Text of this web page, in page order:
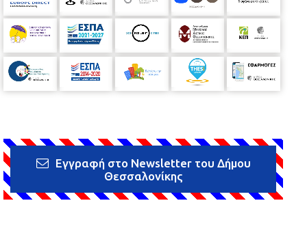
Εγγραφή στο Newsletter του Δήμου
Θεσσαλονίκης